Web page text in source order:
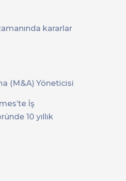
kararlar
(M&A) Yöneticisi
İş
10 yıllık